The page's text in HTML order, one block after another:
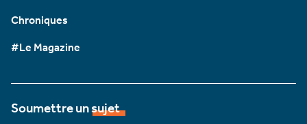
Chroniques
#Le Magazine
Soumettre un sujet